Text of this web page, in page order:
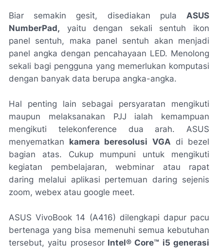
Biar semakin gesit, disediakan pula ASUS
NumberPad, yaitu dengan sekali sentuh ikon
panel sentuh, maka panel sentuh akan menjadi
panel angka dengan pencahayaan LED. Menolong
sekali bagi pengguna yang memerlukan komputasi
dengan banyak data berupa angka-angka.
Hal penting lain sebagai persyaratan mengikuti
maupun melaksanakan PJJ ialah kemampuan
mengikuti telekonference dua arah. ASUS
menyematkan kamera beresolusi VGA di bezel
bagian atas. Cukup mumpuni untuk mengikuti
kegiatan pembelajaran, webminar atau rapat
daring melalui aplikasi pertemuan daring sejenis
zoom, webex atau google meet.
ASUS VivoBook 14 (A416) dilengkapi dapur pacu
bertenaga yang bisa memenuhi semua kebutuhan
tersebut, yaitu prosesorIntel® Core™ i5 generasi